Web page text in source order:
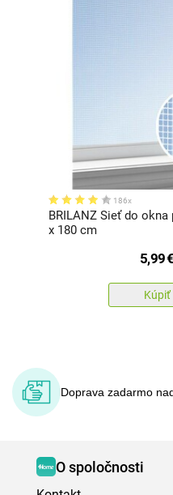
186x
BRILANZ Sieť do okna
x 180 cm
5,99€
Kúpiť
Doprava zadarmo
O spoločnosti